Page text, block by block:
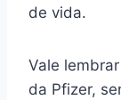
de vida.
Vale
da Pfizer,